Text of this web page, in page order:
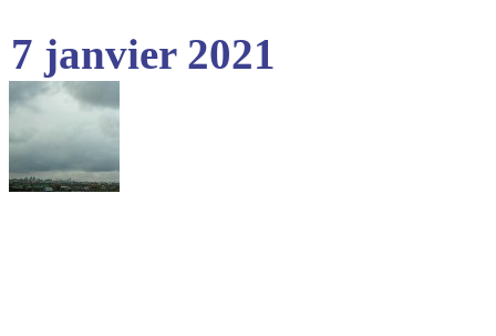
7 janvier 2021